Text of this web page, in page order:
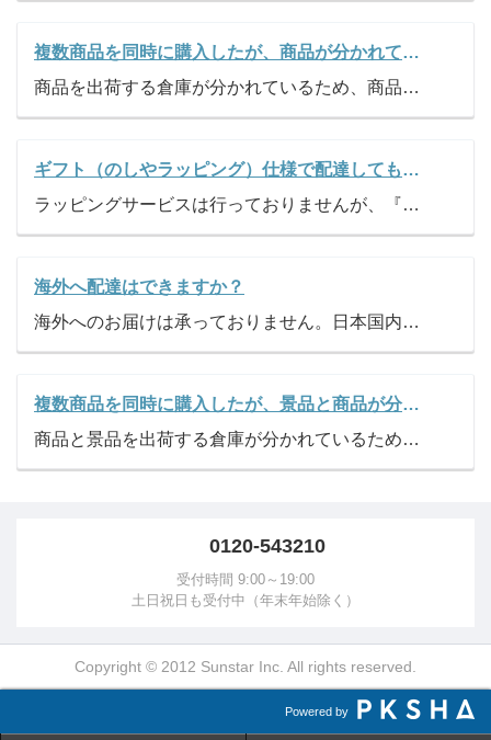
複数商品を同時に購入したが、商品が分かれて届くのはなぜですか？
商品を出荷する倉庫が分かれているため、商品のお届けが分かれます。 ご迷惑をおかけし、申し訳ございません。
ギフト（のしやラッピング）仕様で配達してもらえますか？
ラッピングサービスは行っておりませんが、『ギフト』マークのある商品のみ、のしをお付けし、専用ギフトボックスでのお届けを承っております。 ご注文手続きでご希望の「のし紙」をご指定ください。
海外へ配達はできますか？
海外へのお届けは承っておりません。日本国内のみのお届けとさせていただきます。
複数商品を同時に購入したが、景品と商品が分かれて届くのはなぜですか？
商品と景品を出荷する倉庫が分かれているため、景品と商品が分かれて届きます。 ご迷惑をおかけし、申し訳ございません。
0120-543210
受付時間 9:00～19:00
土日祝日も受付中（年末年始除く）
Copyright © 2012 Sunstar Inc. All rights reserved.
Powered by